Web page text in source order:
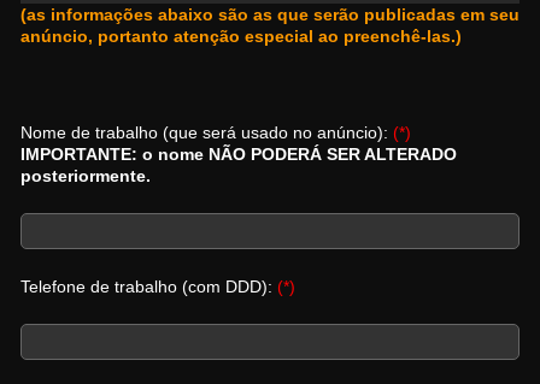
(as informações abaixo são as que serão publicadas em seu
anúncio, portanto atenção especial ao preenchê-las.)
Nome de trabalho (que será usado no anúncio): (*)
IMPORTANTE: o nome NÃO PODERÁ SER ALTERADO
posteriormente.
Telefone de trabalho (com DDD): (*)